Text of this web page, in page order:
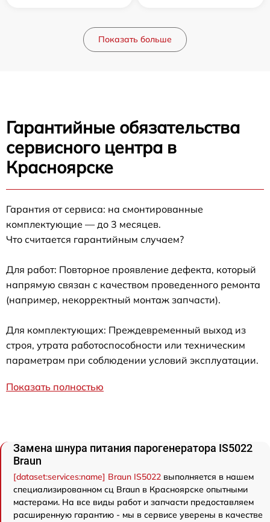
Показать больше
Гарантийные обязательства
сервисного центра в
Красноярске
Гарантия от сервиса: на смонтированные
комплектующие — до 3 месяцев.
Что считается гарантийным случаем?
Для работ: Повторное проявление дефекта, который
напрямую связан с качеством проведенного ремонта
(например, некорректный монтаж запчасти).
Для комплектующих: Преждевременный выход из
строя, утрата работоспособности или техническим
параметрам при соблюдении условий эксплуатации.
Показать полностью
Замена шнура питания парогенератора IS5022
Braun
[dataset:services:name] Braun IS5022 выполняется в нашем
специализированном сц Braun в Красноярске опытными
мастерами. На все виды работ и запчасти предоставляем
расширенную гарантию - мы в сервисе уверены в качестве